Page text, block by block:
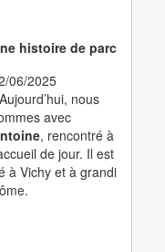
histoire de parc
06/2025
nous
avec
, rencontré à
de jour. Il est
à Vichy et à grandi